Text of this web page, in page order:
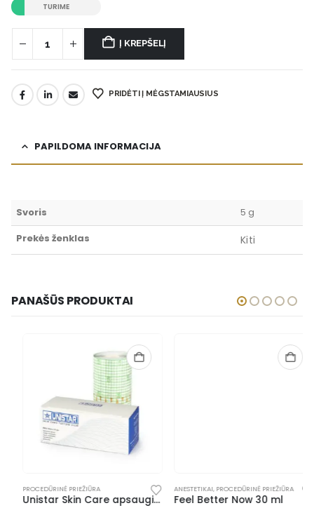
TURIME
Į KREPŠELĮ
PRIDĖTI Į MĖGSTAMIAUSIUS
PAPILDOMA INFORMACIJA
Svoris
5 g
Prekės ženklas
Kiti
PANAŠŪS PRODUKTAI
PROCEDŪRINĖ PRIEŽIŪRA
Unistar Skin Care apsauginė tattoo plėvelė (10 m x 15 cm)
ANESTETIKAI,PROCEDŪRINĖ PRIEŽIŪRA
Feel Better Now 30 ml